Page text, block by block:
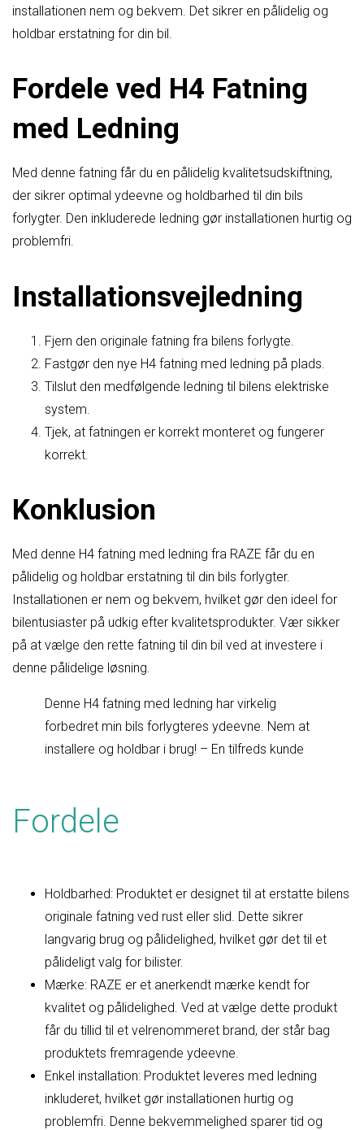
installationen nem og bekvem. Det sikrer en pålidelig og
holdbar erstatning for din bil.
Fordele ved H4 Fatning
med Ledning
Med denne fatning får du en pålidelig kvalitetsudskiftning,
der sikrer optimal ydeevne og holdbarhed til din bils
forlygter. Den inkluderede ledning gør installationen hurtig og
problemfri.
Installationsvejledning
Fjern den originale fatning fra bilens forlygte.
Fastgør den nye H4 fatning med ledning på plads.
Tilslut den medfølgende ledning til bilens elektriske
system.
Tjek, at fatningen er korrekt monteret og fungerer
korrekt.
Konklusion
Med denne H4 fatning med ledning fra RAZE får du en
pålidelig og holdbar erstatning til din bils forlygter.
Installationen er nem og bekvem, hvilket gør den ideel for
bilentusiaster på udkig efter kvalitetsprodukter. Vær sikker
på at vælge den rette fatning til din bil ved at investere i
denne pålidelige løsning.
Denne H4 fatning med ledning har virkelig
forbedret min bils forlygteres ydeevne. Nem at
installere og holdbar i brug! – En tilfreds kunde
Fordele
Holdbarhed: Produktet er designet til at erstatte bilens
originale fatning ved rust eller slid. Dette sikrer
langvarig brug og pålidelighed, hvilket gør det til et
pålideligt valg for bilister.
Mærke: RAZE er et anerkendt mærke kendt for
kvalitet og pålidelighed. Ved at vælge dette produkt
får du tillid til et velrenommeret brand, der står bag
produktets fremragende ydeevne.
Enkel installation: Produktet leveres med ledning
inkluderet, hvilket gør installationen hurtig og
problemfri. Denne bekvemmelighed sparer tid og